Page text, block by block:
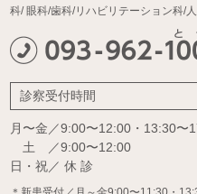
科/眼科/歯科/リハビリテーション科/
診察受付時間
月〜金／9:00〜12:00・13:30〜
土 ／9:00〜12:00
日・祝／ 休 診